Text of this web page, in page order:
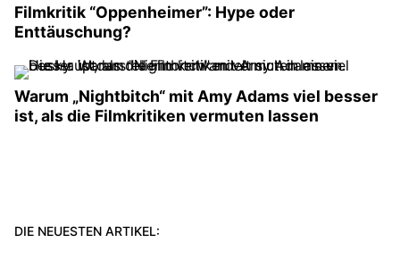
Filmkritik “Oppenheimer”: Hype oder
Enttäuschung?
Warum „Nightbitch“ mit Amy Adams viel besser
ist, als die Filmkritiken vermuten lassen
DIE NEUESTEN ARTIKEL: